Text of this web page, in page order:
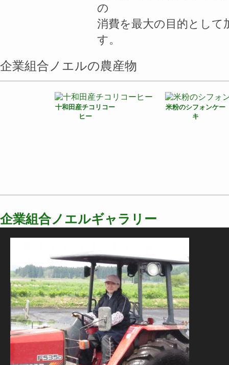
の
消費を最大の目的として
す。
企業組合ノエルの農産物
十和田産チコリコー
ヒー
米粉のシフォンケー
キ
企業組合ノエルギャラリー